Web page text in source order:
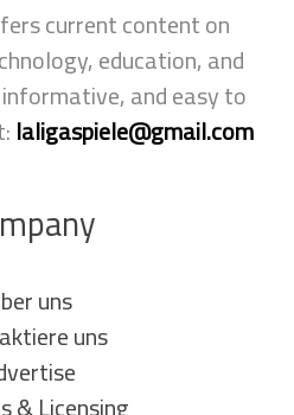
current content on
education, and
and easy to
laligaspiele@gmail.com
uns
uns